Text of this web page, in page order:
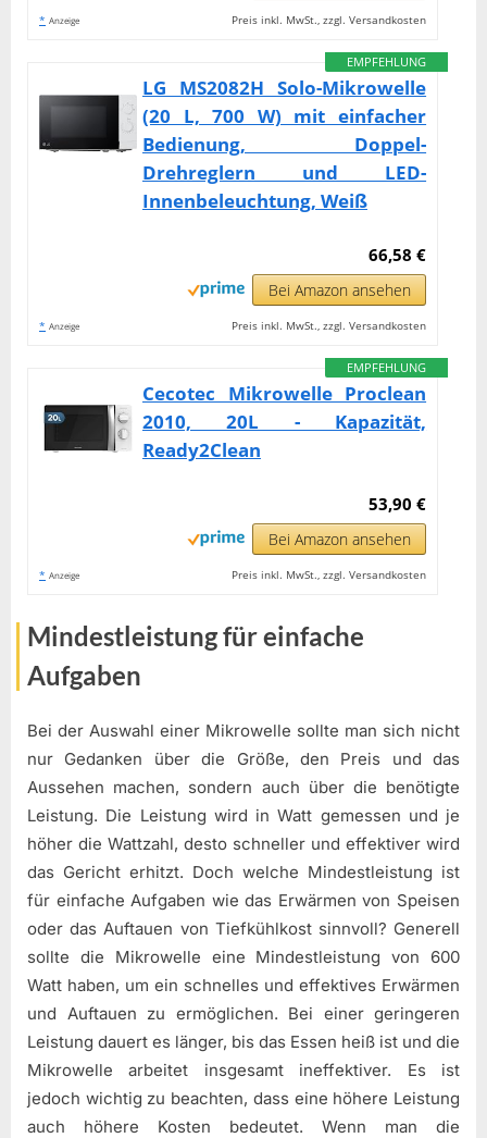
* Anzeige Preis inkl. MwSt., zzgl. Versandkosten
EMPFEHLUNG
LG MS2082H Solo-Mikrowelle
(20 L, 700 W) mit einfacher
Bedienung, Doppel-
Drehreglern und LED-
Innenbeleuchtung, Weiß
66,58 €
Bei Amazon ansehen
* Anzeige Preis inkl. MwSt., zzgl. Versandkosten
EMPFEHLUNG
Cecotec Mikrowelle Proclean
2010, 20L - Kapazität,
Ready2Clean
53,90 €
Bei Amazon ansehen
* Anzeige Preis inkl. MwSt., zzgl. Versandkosten
Mindestleistung für einfache
Aufgaben
Bei der Auswahl einer Mikrowelle sollte man sich nicht
nur Gedanken über die Größe, den Preis und das
Aussehen machen, sondern auch über die benötigte
Leistung. Die Leistung wird in Watt gemessen und je
höher die Wattzahl, desto schneller und effektiver wird
das Gericht erhitzt. Doch welche Mindestleistung ist
für einfache Aufgaben wie das Erwärmen von Speisen
oder das Auftauen von Tiefkühlkost sinnvoll? Generell
sollte die Mikrowelle eine Mindestleistung von 600
Watt haben, um ein schnelles und effektives Erwärmen
und Auftauen zu ermöglichen. Bei einer geringeren
Leistung dauert es länger, bis das Essen heiß ist und die
Mikrowelle arbeitet insgesamt ineffektiver. Es ist
jedoch wichtig zu beachten, dass eine höhere Leistung
auch höhere Kosten bedeutet. Wenn man die